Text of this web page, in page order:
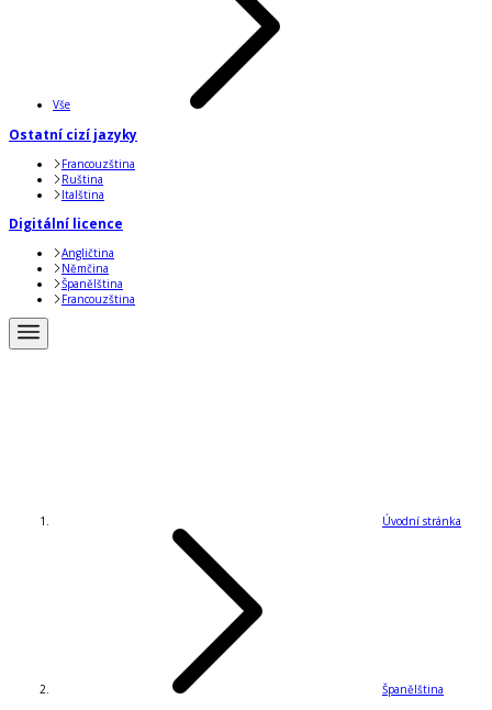
Vše
Ostatní cizí jazyky
Francouzština
Ruština
Italština
Digitální licence
Angličtina
Němčina
Španělština
Francouzština
Úvodní stránka
Španělština